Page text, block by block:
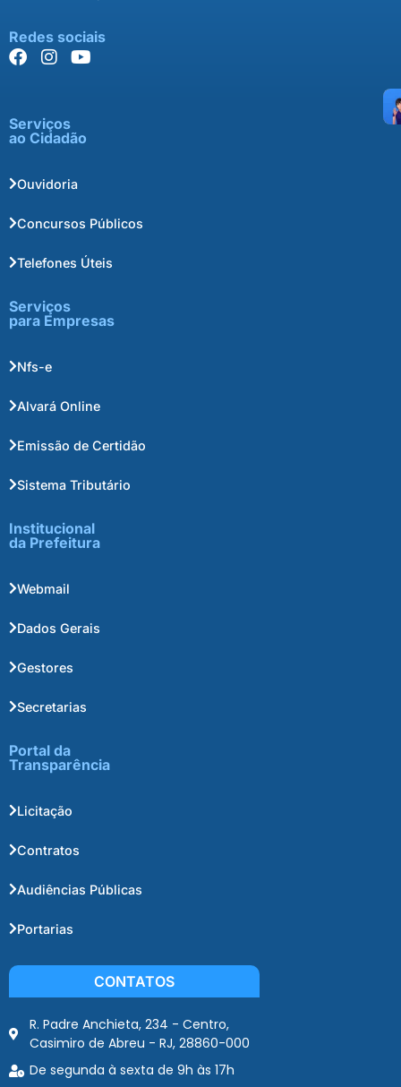
Redes sociais
Serviços
ao Cidadão
Ouvidoria
Concursos Públicos
Telefones Úteis
Serviços
para Empresas
Nfs-e
Alvará Online
Emissão de Certidão
Sistema Tributário
Institucional
da Prefeitura
Webmail
Dados Gerais
Gestores
Secretarias
Portal da
Transparência
Licitação
Contratos
Audiências Públicas
Portarias
CONTATOS
R. Padre Anchieta, 234 - Centro,
Casimiro de Abreu - RJ, 28860-000
De segunda à sexta de 9h às 17h